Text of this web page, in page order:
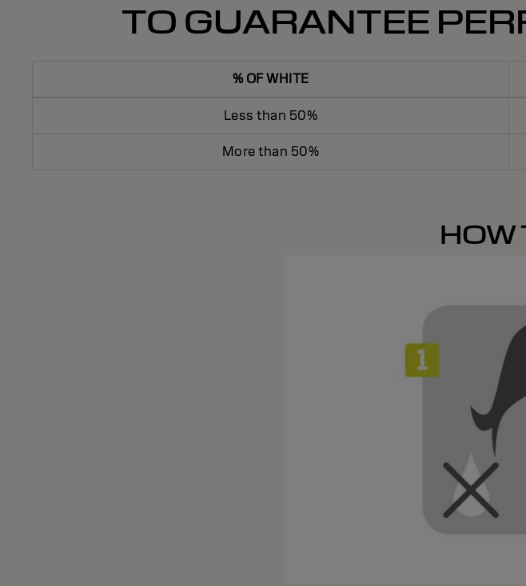
TO GUARANTEE
% OF WHITE
Less than 50%
More than 50%
HOW